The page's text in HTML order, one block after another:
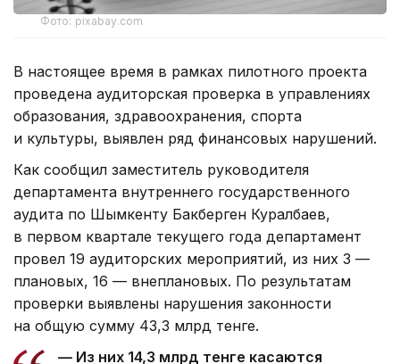
Фото: pixabay.com
В настоящее время в рамках пилотного проекта
проведена аудиторская проверка в управлениях
образования, здравоохранения, спорта
и культуры, выявлен ряд финансовых нарушений.
Как сообщил заместитель руководителя
департамента внутреннего государственного
аудита по Шымкенту Бакберген Куралбаев,
в первом квартале текущего года департамент
провел 19 аудиторских мероприятий, из них 3 —
плановых, 16 — внеплановых. По результатам
проверки выявлены нарушения законности
на общую сумму 43,3 млрд тенге.
— Из них 14,3 млрд тенге касаются